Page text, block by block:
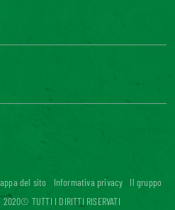
del sito Informativa privacy
Il gruppo
2020© TUTTI I DIRITTI RISERVATI